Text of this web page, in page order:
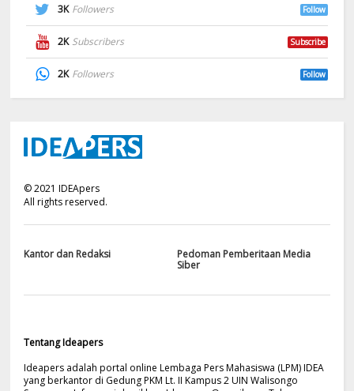
3K Followers Follow
2K Subscribers Subscribe
2K Followers Follow
©2021 IDEApers
All rights reserved.
Kantor dan Redaksi
Pedoman Pemberitaan Media
Siber
Tentang Ideapers
Ideapers adalah portal online Lembaga Pers Mahasiswa (LPM) IDEA
yang berkantor di Gedung PKM Lt. II Kampus 2 UIN Walisongo